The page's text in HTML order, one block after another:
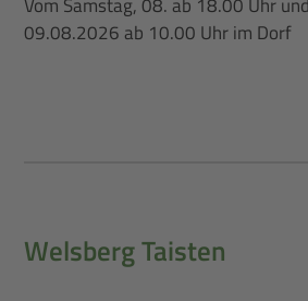
09.08.2026 ab 10.00 Uhr im Dorf
Welsberg Taisten